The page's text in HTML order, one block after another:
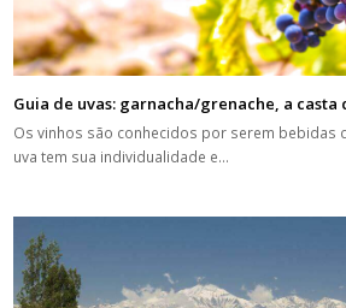
Guia de uvas: garnacha/grenache, a
Os vinhos são conhecidos por serem bebidas
uva tem sua individualidade e…